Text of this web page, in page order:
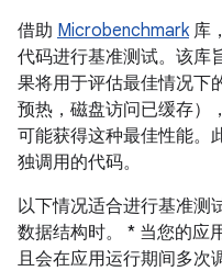
借助 Microbenchmark库
代码进行基准测试。该库
果将用于评估最佳情况下
预热，磁盘访问已缓存）
可能获得这种最佳性能。
独调用的代码。
以下情况适合进行基准测
数据结构时。 * 当您的应
且会在应用运行期间多次